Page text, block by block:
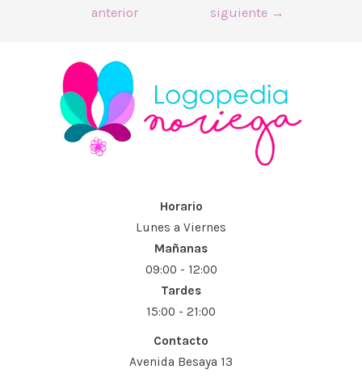
anterior
siguiente →
Horario
Lunes a Viernes
Mañanas
09:00 - 12:00
Tardes
15:00 - 21:00
Contacto
Avenida Besaya 13